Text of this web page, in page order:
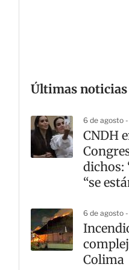
Últimas noticias
6 de agosto
CNDH
dichos:
“se
6 de agosto
Colima